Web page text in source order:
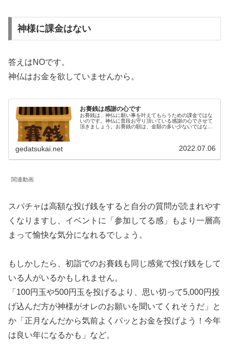
神様に課金はない
答えはNOです。
神仏はお金を欲していませんから。
お賽銭は感謝の心です
お賽銭は、神仏に願い事を叶えてもらうための課金ではな
いのです。神仏に普段お守り頂いている感謝の心でさせて
頂きましょう。お賽銭の額は、金額の多い少ないではな
gedatsukai.net 2022.07.06
関連動画
スパチャは高額な投げ銭をすると自分の質問が読まれやす
くなりますし、イベントに「参加してる感」もより一層高
まって愉快な気分になれるでしょう。
もしかしたら、初詣でのお賽銭も同じ感覚で投げ銭をして
いる人がいるかもしれません。
「100円玉や500円玉を投げるより、思い切って5,000円投
げ込んだ方が神様がオレのお願いを聞いてくれそうだ」と
か「正月なんだから気前よくパッとお金を投げよう！今年
は良い年になるかも」など。